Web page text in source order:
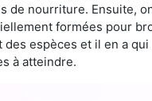
de nourriture. Ensuite,
formées pour
des espèces et il en a
à atteindre.